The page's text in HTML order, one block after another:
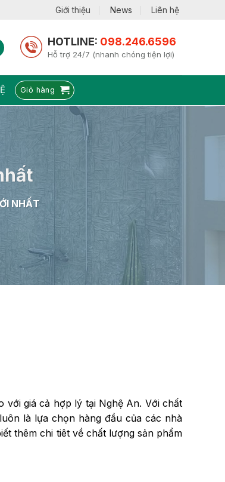
Giới thiệu News Liên hệ
HOTLINE: 098.246.6596
Hỗ trợ 24/7 (nhanh chóng tiện lợi)
Giỏ hàng
NHẤT
với giá cả hợp lý tại Nghệ An. Với chất
là lựa chọn hàng đầu của các nhà
thêm chi tiêt về chất lượng sản phẩm